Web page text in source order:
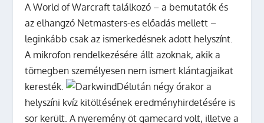
A World of Warcraft találkozó – a bemutatók és
az elhangzó Netmasters-es előadás mellett –
leginkább csak az ismerkedésnek adott helyszínt.
A mikrofon rendelkezésére állt azoknak, akik a
tömegben személyesen nem ismert klántagjaikat
keresték.
Délután négy órakor a
helyszíni kvíz kitöltésének eredményhirdetésére is
sor került. A nyeremény öt gamecard volt, illetve a